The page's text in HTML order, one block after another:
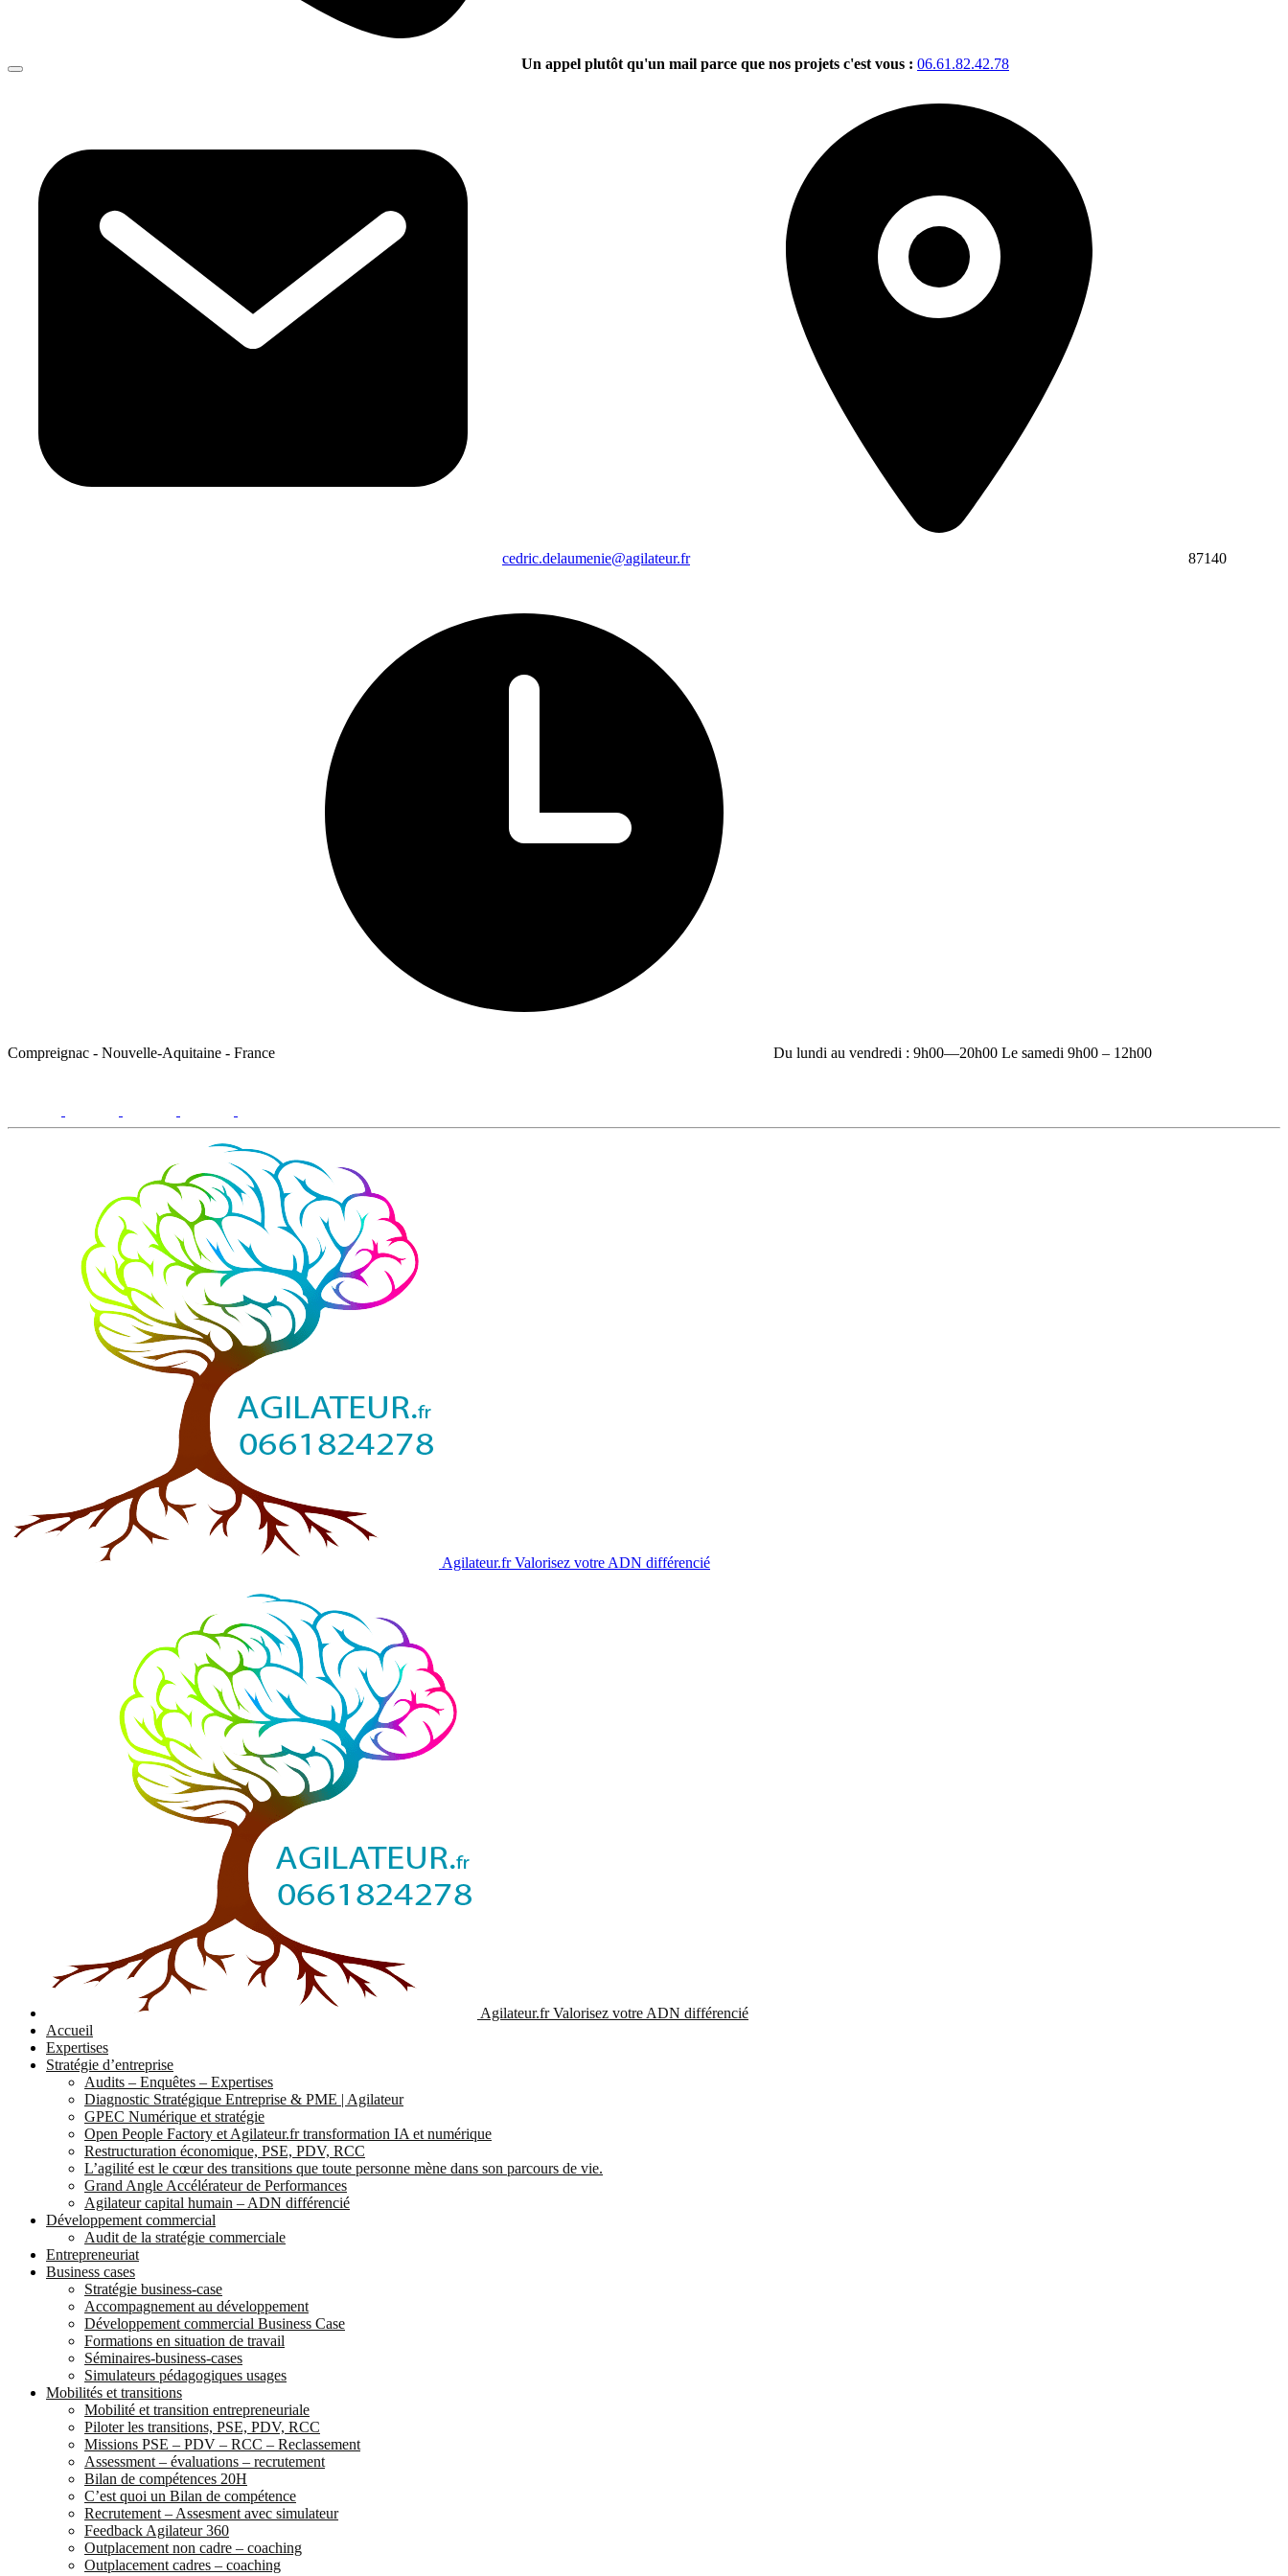
Un appel plutôt qu'un mail parce que nos projets c'est vous : 06.61.82.42.78
cedric.delaumenie@agilateur.fr 87140
Compreignac - Nouvelle-Aquitaine - France
Du lundi au vendredi : 9h00—20h00 Le samedi 9h00 – 12h00
Agilateur.frValorisez votre ADN différencié
Agilateur.frValorisez votre ADN différencié
Accueil
Expertises
Stratégie d’entreprise
Audits – Enquêtes – Expertises
Diagnostic Stratégique Entreprise & PME | Agilateur
GPEC Numérique et stratégie
Open People Factory et Agilateur.fr transformation IA et numérique
Restructuration économique, PSE, PDV, RCC
L’agilité est le cœur des transitions que toute personne mène dans son parcours de vie.
Grand Angle Accélérateur de Performances
Agilateur capital humain – ADN différencié
Développement commercial
Audit de la stratégie commerciale
Entrepreneuriat
Business cases
Stratégie business-case
Accompagnement au développement
Développement commercial Business Case
Formations en situation de travail
Séminaires-business-cases
Simulateurs pédagogiques usages
Mobilités et transitions
Mobilité et transition entrepreneuriale
Piloter les transitions, PSE, PDV, RCC
Missions PSE – PDV – RCC – Reclassement
Assessment – évaluations – recrutement
Bilan de compétences 20H
C’est quoi un Bilan de compétence
Recrutement – Assesment avec simulateur
Feedback Agilateur 360
Outplacement non cadre – coaching
Outplacement cadres – coaching